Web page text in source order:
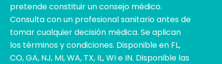
pretende constituir un consejo médico.
Consulta con un profesional sanitario antes de
tomar cualquier decisión médica. Se aplican
los términos y condiciones. Disponible en FL,
CO, GA, NJ, MI, WA, TX, IL, WI e IN. Disponible las